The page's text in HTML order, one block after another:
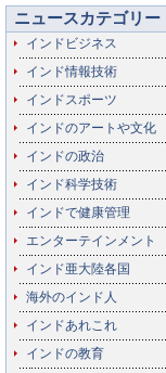
ニュースカテゴリー
インドビジネス
インド情報技術
インドスポーツ
インドのアートや文化
インドの政治
インド科学技術
インドで健康管理
エンターテインメント
インド亜大陸各国
海外のインド人
インドあれこれ
インドの教育